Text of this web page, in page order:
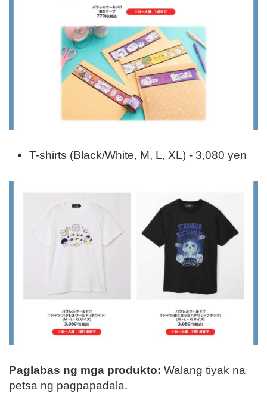
T-shirts (Black/White, M, L, XL) - 3,080 yen
Paglabas ng mga produkto: Walang tiyak na
petsa ng pagpapadala.